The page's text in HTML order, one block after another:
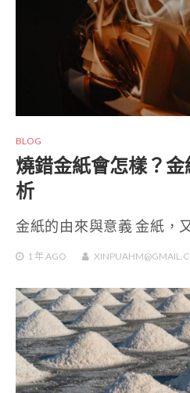
BLOG
燒錯金紙會怎樣？
析
金紙的由來與意義 金紙，
1 年 AGO